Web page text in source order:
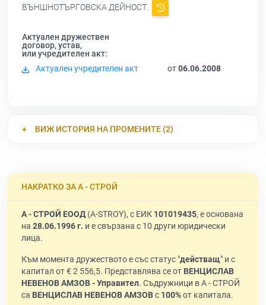
ВЪНШНОТЪРГОВСКА ДЕЙНОСТ.
Актуален дружествен
договор, устав,
или учредителен акт:
Актуален учредителен акт
от06.06.2008
ВИЖ ИСТОРИЯ НА ПРОМЕНИТЕ (2)
НАКРАТКО ЗА А - СТРОЙ
А - СТРОЙ ЕООД(A-STROY), с ЕИК 101019435, е основана
на 28.06.1996 г. и е свързана с 10 други юридически
лица.
Към момента дружеството е със статус "действащ" и с
капитал от € 2 556,5. Представлява се от ВЕНЦИСЛАВ
НЕВЕНОВ АМЗОВ - Управител. Съдружници в А - СТРОЙ
са ВЕНЦИСЛАВ НЕВЕНОВ АМЗОВс 100%от капитала.